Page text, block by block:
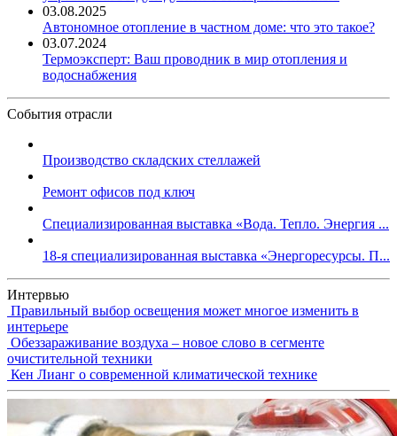
03.08.2025
Автономное отопление в частном доме: что это такое?
03.07.2024
Термоэксперт: Ваш проводник в мир отопления и
водоснабжения
События отрасли
Производство складских стеллажей
Ремонт офисов под ключ
Специализированная выставка «Вода. Тепло. Энергия ...
18-я специализированная выставка «Энергоресурсы. П...
Интервью
Правильный выбор освещения может многое изменить в
интерьере
Обеззараживание воздуха – новое слово в сегменте
очистительной техники
Кен Лианг о современной климатической технике